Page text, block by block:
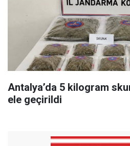
Antalya’da 5 kilogram
ele geçirildi